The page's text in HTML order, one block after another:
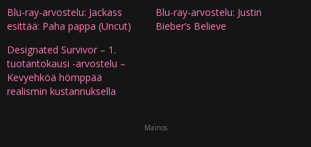
Blu-ray-arvostelu: Jackass
esittää: Paha pappa (Uncut)
Blu-ray-arvostelu: Justin
Bieber’s Believe
Designated Survivor – 1.
tuotantokausi -arvostelu –
Kevyehköä hömppää
realismin kustannuksella
Mainos